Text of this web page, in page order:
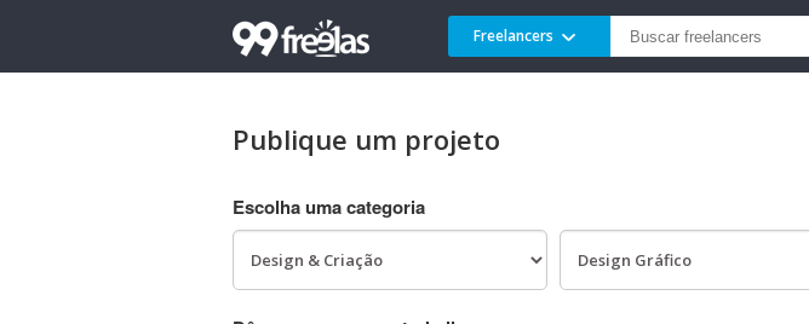
Freelancers
Publique um projeto
Escolha uma categoria